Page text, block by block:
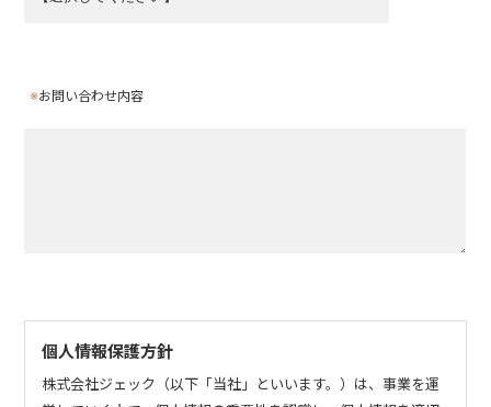
※お問い合わせ内容
個人情報保護方針
株式会社ジェック（以下「当社」といいます。）は、事業を運